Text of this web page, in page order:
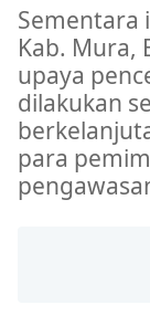
Sementara
Kab. Mura,
upaya
dilakukan
para